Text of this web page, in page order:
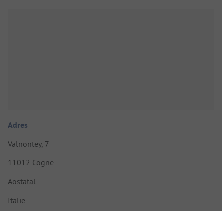
Adres
Valnontey, 7
11012 Cogne
Aostatal
Italië